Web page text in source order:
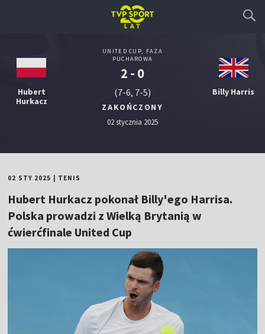
Hubert
Hurkacz
UNITED CUP, FAZA
PUCHAROWA
2 - 0
(7-6, 7-5)
ZAKOŃCZONY
02 stycznia 2025
Billy Harris
02 STY 2025 TENIS
Hubert Hurkacz pokonał Billy'ego Harrisa.
Polska prowadzi z Wielką Brytanią w
ćwierćfinale United Cup